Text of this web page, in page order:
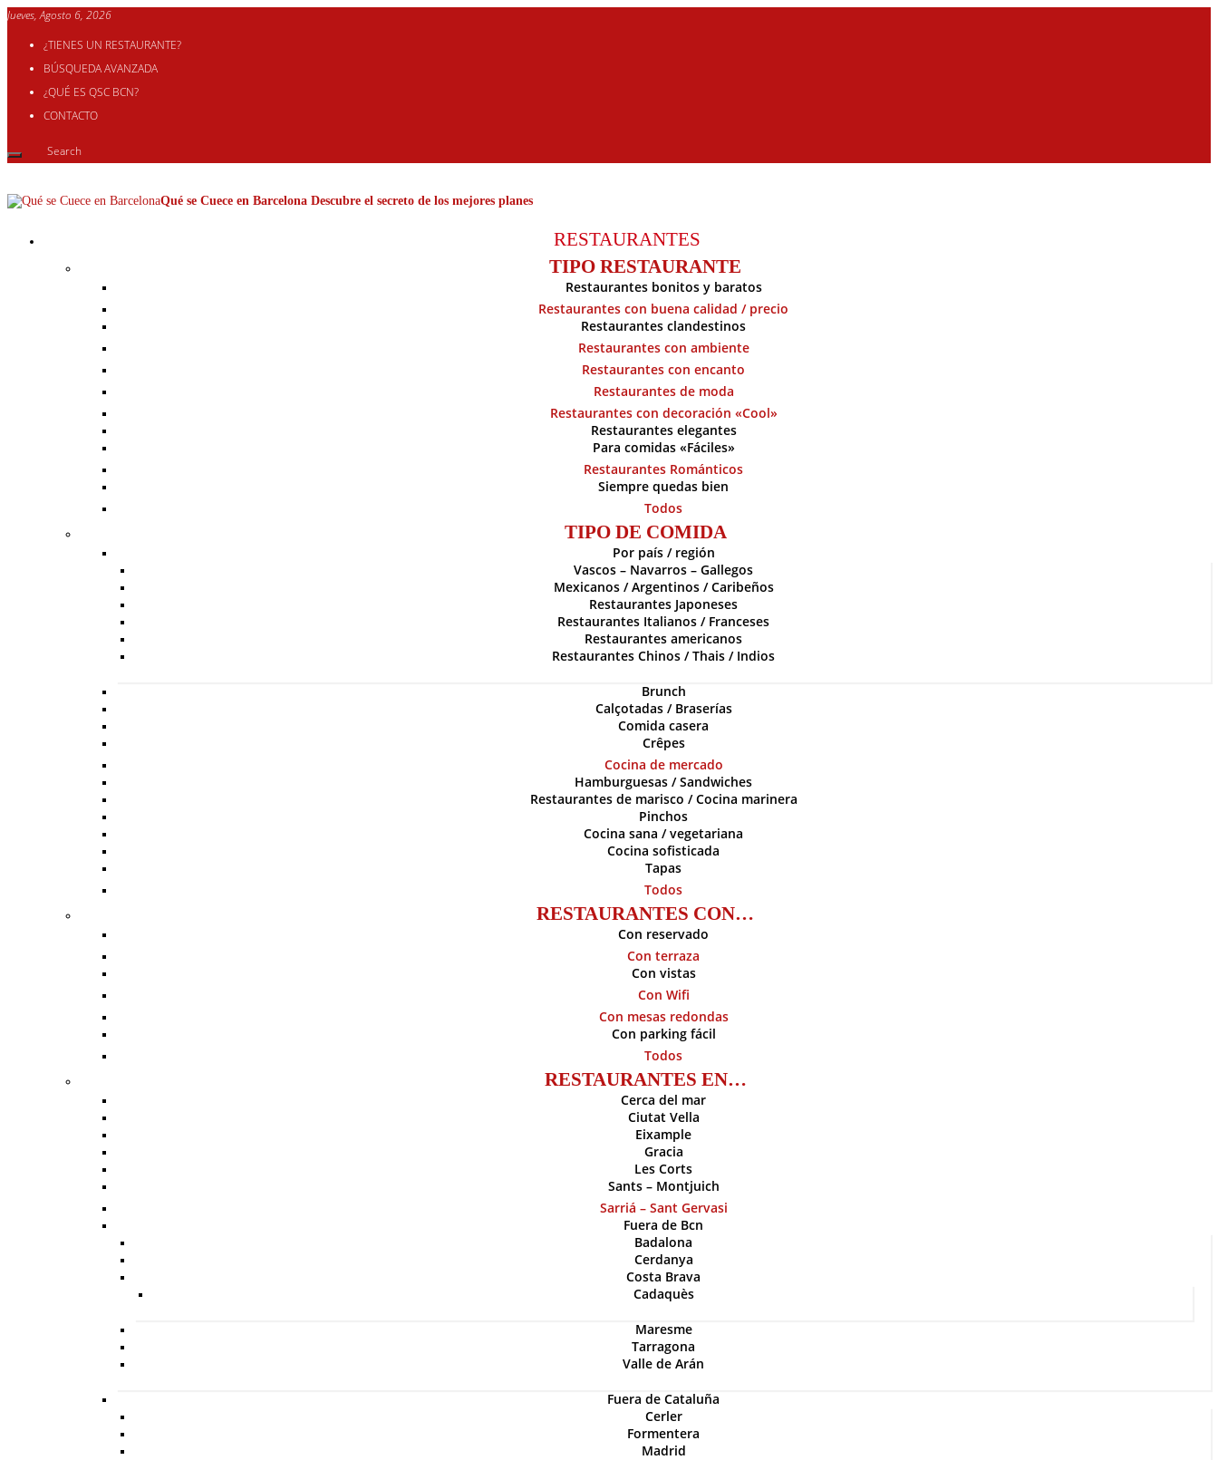
Jueves, Agosto 6, 2026
¿TIENES UN RESTAURANTE?
BÚSQUEDA AVANZADA
¿QUÉ ES QSC BCN?
CONTACTO
Qué se Cuece en Barcelona Descubre el secreto de los mejores planes
RESTAURANTES
TIPO RESTAURANTE
Restaurantes bonitos y baratos
Restaurantes con buena calidad / precio
Restaurantes clandestinos
Restaurantes con ambiente
Restaurantes con encanto
Restaurantes de moda
Restaurantes con decoración «Cool»
Restaurantes elegantes
Para comidas «Fáciles»
Restaurantes Románticos
Siempre quedas bien
Todos
TIPO DE COMIDA
Por país / región
Vascos – Navarros – Gallegos
Mexicanos / Argentinos / Caribeños
Restaurantes Japoneses
Restaurantes Italianos / Franceses
Restaurantes americanos
Restaurantes Chinos / Thais / Indios
Brunch
Calçotadas / Braserías
Comida casera
Crêpes
Cocina de mercado
Hamburguesas / Sandwiches
Restaurantes de marisco / Cocina marinera
Pinchos
Cocina sana / vegetariana
Cocina sofisticada
Tapas
Todos
RESTAURANTES CON…
Con reservado
Con terraza
Con vistas
Con Wifi
Con mesas redondas
Con parking fácil
Todos
RESTAURANTES EN…
Cerca del mar
Ciutat Vella
Eixample
Gracia
Les Corts
Sants – Montjuich
Sarriá – Sant Gervasi
Fuera de Bcn
Badalona
Cerdanya
Costa Brava
Cadaquès
Maresme
Tarragona
Valle de Arán
Fuera de Cataluña
Cerler
Formentera
Madrid